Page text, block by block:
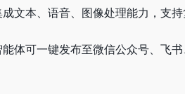
文本、语音、图像处理能力，支持
体可一键发布至微信公众号、飞